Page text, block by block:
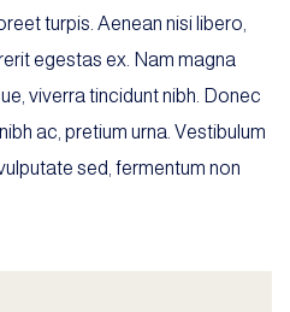
turpis. Aenean nisi libero,
egestas ex. Nam magna
viverra tincidunt nibh. Donec
ac, pretium urna. Vestibulum
sed, fermentum non